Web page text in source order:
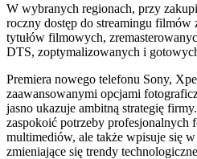
W wybranych regionach, przy
roczny dostęp do streamingu filmów
tytułów filmowych,
DTS, zoptymalizowanych i
Premiera nowego telefonu Sony,
zaawansowanymi opcjami
jasno ukazuje ambitną strategię
zaspokoić potrzeby profesjonalnych
multimediów, ale także wpisuje się
zmieniające się trendy